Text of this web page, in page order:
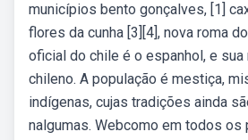
municípios bento gonçalves, [1]
flores da cunha [3][4], nova roma
oficial do chile é o espanhol, e
chileno. A população é mestiça,
indígenas, cujas tradições ainda
nalgumas. Webcomo em todos os